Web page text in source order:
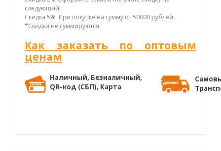
следующий!
Скидка 5% При покупке на сумму от 50000 рублей.
*Скидки не суммируются.
Как заказать по оптовым
ценам
Наличный, Безналичный,
QR-код (СБП), Карта